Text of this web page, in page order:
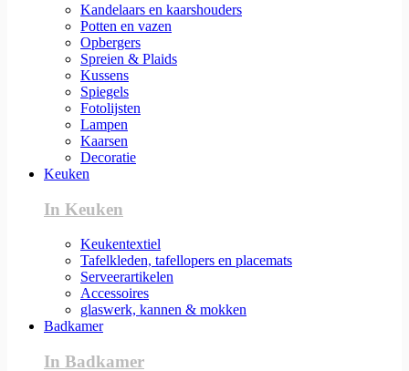
Kandelaars en kaarshouders
Potten en vazen
Opbergers
Spreien & Plaids
Kussens
Spiegels
Fotolijsten
Lampen
Kaarsen
Decoratie
Keuken
In Keuken
Keukentextiel
Tafelkleden, tafellopers en placemats
Serveerartikelen
Accessoires
glaswerk, kannen & mokken
Badkamer
In Badkamer